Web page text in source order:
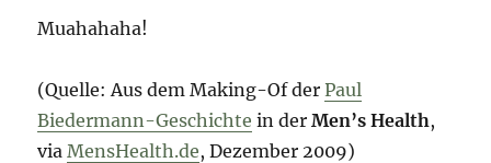
Muahahaha!
(Quelle: Aus dem Making-Of derPaul
Biedermann-Geschichte in derMen’s Health,
via MensHealth.de, Dezember 2009)